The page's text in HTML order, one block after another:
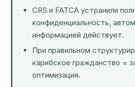
CRS и FATCA устранили
конфиденциальность,
информацией действует.
При правильном
карибское гражданство =
оптимизация.